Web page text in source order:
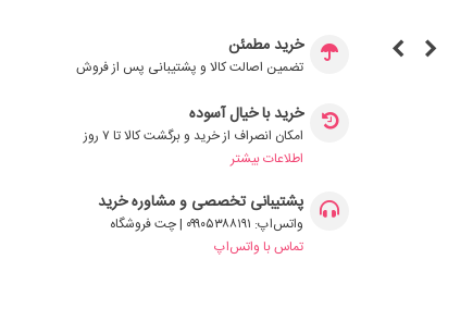
خرید مطمئن
تضمین اصالت کالا و پشتیبانی پس از فروش
خرید با خیال آسوده
امکان انصراف از خرید و برگشت کالا تا ۷ روز
اطلاعات بیشتر
پشتیبانی تخصصی و مشاوره خرید
واتس‌اپ: ۰۹۹۰۵۳۸۸۱۹۱ | چت فروشگاه
تماس با واتس‌اپ